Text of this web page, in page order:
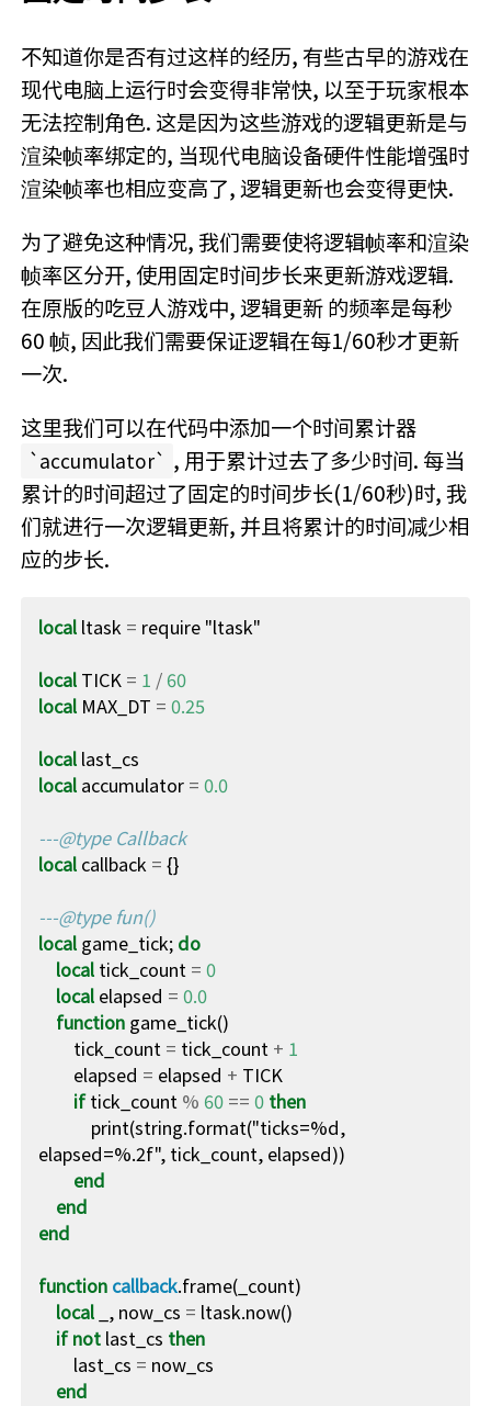
不知道你是否有过这样的经历, 有些古早的游戏在
现代电脑上运行时会变得非常快, 以至于玩家根本
无法控制角色. 这是因为这些游戏的逻辑更新是与
渲染帧率绑定的, 当现代电脑设备硬件性能增强时
渲染帧率也相应变高了, 逻辑更新也会变得更快.
为了避免这种情况, 我们需要使将逻辑帧率和渲染
帧率区分开, 使用固定时间步长来更新游戏逻辑.
在原版的吃豆人游戏中, 逻辑更新 的频率是每秒
60 帧, 因此我们需要保证逻辑在每1/60秒才更新
一次.
这里我们可以在代码中添加一个时间累计器
accumulator
, 用于累计过去了多少时间. 每当
累计的时间超过了固定的时间步长(1/60秒)时, 我
们就进行一次逻辑更新, 并且将累计的时间减少相
应的步长.
local ltask = require "ltask"
local TICK = 1 / 60
local MAX_DT = 0.25
local last_cs
local accumulator = 0.0
---@type Callback
local callback = {}
---@type fun()
local game_tick; do
local tick_count = 0
local elapsed = 0.0
function game_tick()
tick_count = tick_count + 1
elapsed = elapsed + TICK
if tick_count % 60 == 0 then
print(string.format("ticks=%d,
elapsed=%.2f", tick_count, elapsed))
end
end
end
function callback.frame(_count)
local , now_cs = ltask.now()
if not last_cs then
last_cs = now_cs
end